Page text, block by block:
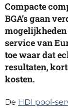
Compacte
BGA’s gaan
mogelijkheden
service van
toe waar dat
resultaten,
kosten.
De HDI pool-